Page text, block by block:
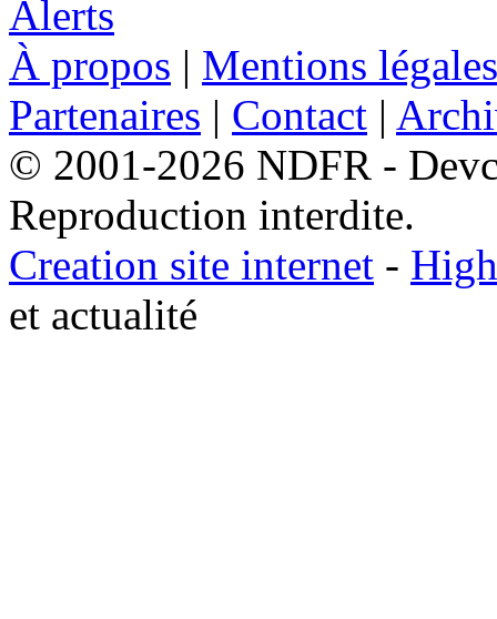
À propos | Mentions légales
Partenaires | Contact |
© 2001-2026 NDFR -
Reproduction interdite.
Creation site internet -
et actualité